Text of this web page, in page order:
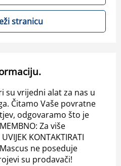
stranicu
su vrijedni alat za nas u
Čitamo Vaše povratne
odgovaramo što je
Za više
KONTAKTIRATI
Mascus ne poseduje
su prodavači!